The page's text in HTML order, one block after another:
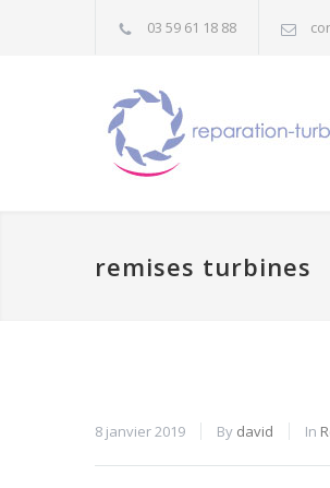
03 59 61 18 88
remises turbines
8 janvier 2019 By david In